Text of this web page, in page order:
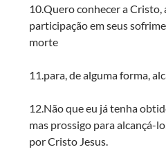
10.Quero conhecer a Cristo,
participação em seus
morte
11.para, de alguma forma,
12.Não que eu já tenha
mas prossigo para alcançá-
por Cristo Jesus.